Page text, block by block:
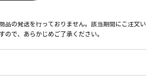
品の発送を行っておりません。該当期間にご注文
ので、あらかじめご了承ください。